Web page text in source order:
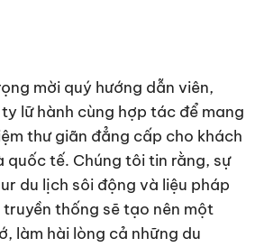
mời quý hướng dẫn viên,
lữ hành cùng hợp tác để mang
thư giãn đẳng cấp cho khách
quốc tế. Chúng tôi tin rằng, sự
du lịch sôi động và liệu pháp
thống sẽ tạo nên một
làm hài lòng cả những du